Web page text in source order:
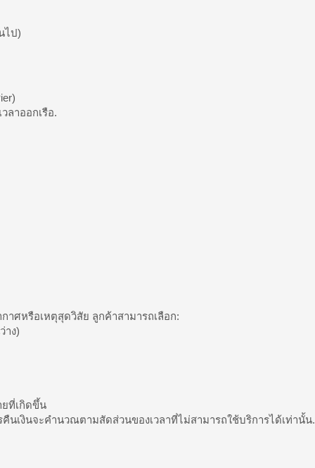
ไป)
ลาออกเรือ.
าศหรือเหตุสุดวิสัย ลูกค้าสามารถเลือก:
าง)
ที่เกิดขึ้น
นเงินจะคำนวณตามสัดส่วนของเวลาที่ไม่สามารถใช้บริการได้เท่านั้น.